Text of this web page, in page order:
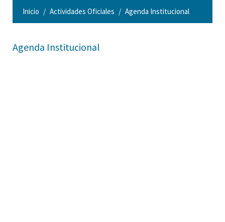
Inicio Actividades Oficiales Agenda Institucional
Agenda Institucional